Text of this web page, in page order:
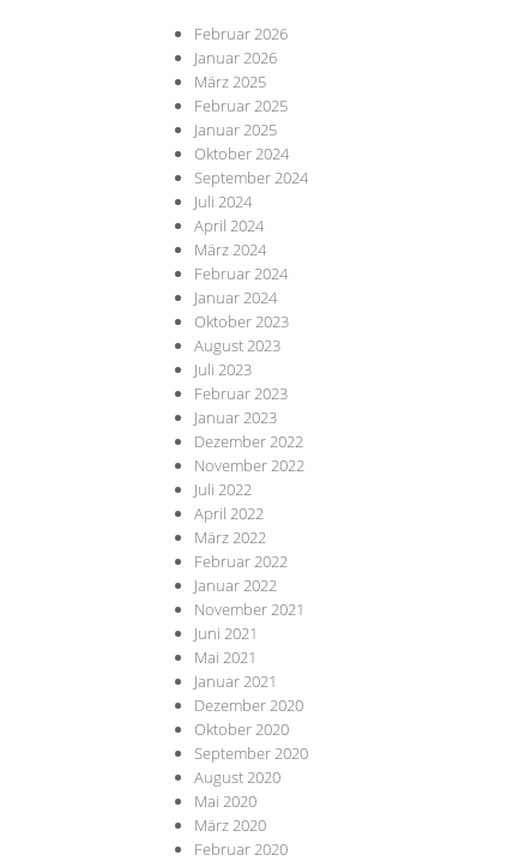
Februar 2026
Januar 2026
März 2025
Februar 2025
Januar 2025
Oktober 2024
September 2024
Juli 2024
April 2024
März 2024
Februar 2024
Januar 2024
Oktober 2023
August 2023
Juli 2023
Februar 2023
Januar 2023
Dezember 2022
November 2022
Juli 2022
April 2022
März 2022
Februar 2022
Januar 2022
November 2021
Juni 2021
Mai 2021
Januar 2021
Dezember 2020
Oktober 2020
September 2020
August 2020
Mai 2020
März 2020
Februar 2020